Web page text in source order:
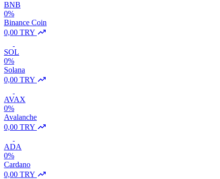
BNB
0%
Binance Coin
0,00 TRY
SOL
0%
Solana
0,00 TRY
AVAX
0%
Avalanche
0,00 TRY
ADA
0%
Cardano
0,00 TRY